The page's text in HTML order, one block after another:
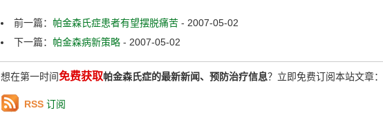
前一篇： 帕金森氏症患者有望摆脱痛苦 - 2007-05-02
下一篇： 帕金森病新策略 - 2007-05-02
想在第一时间免费获取帕金森氏症的最新新闻、预防治疗信息？立即免费订阅本站文章：
RSS 订阅